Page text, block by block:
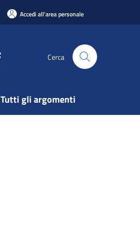
Accedi all'area personale
Cerca
Tutti gli argomenti